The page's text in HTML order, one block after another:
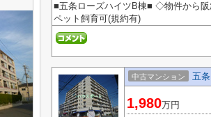
■五条ローズハイツB棟■ ◇物件から
ペット飼育可(規約有)
中古マンション 五
1,980万円